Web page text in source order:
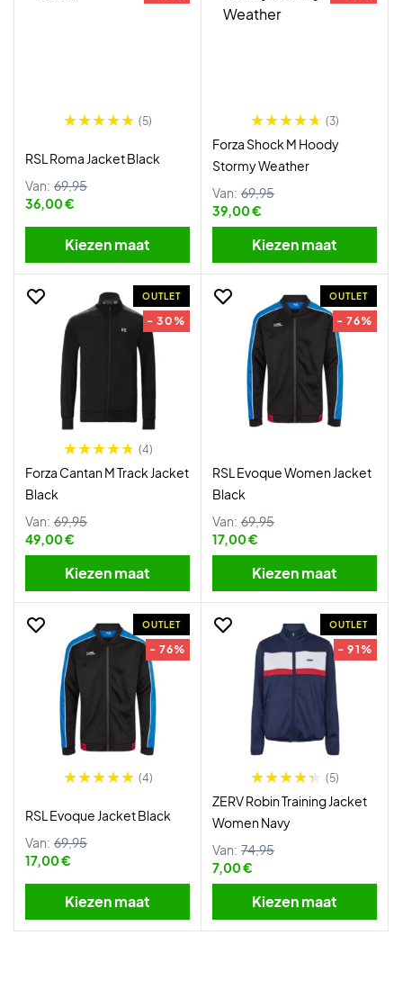
(5)
RSL Roma Jacket Black
Van: 69,95
36,00 €
Kiezen maat
(3)
Forza Shock M Hoody
Stormy Weather
Van: 69,95
39,00 €
Kiezen maat
OUTLET
- 30%
(4)
Forza Cantan M Track Jacket
Black
Van: 69,95
49,00 €
Kiezen maat
OUTLET
- 76%
RSL Evoque Women Jacket
Black
Van: 69,95
17,00 €
Kiezen maat
OUTLET
- 76%
(4)
RSL Evoque Jacket Black
Van: 69,95
17,00 €
Kiezen maat
OUTLET
- 91%
(5)
ZERV Robin Training Jacket
Women Navy
Van: 74,95
7,00 €
Kiezen maat